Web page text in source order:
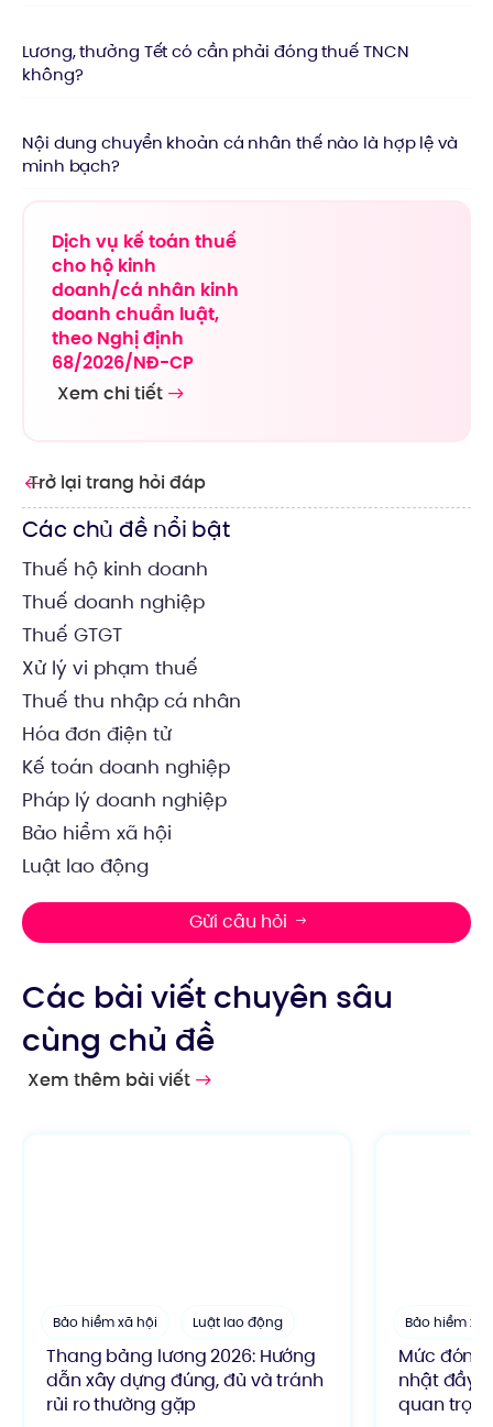
Trở lại trang hỏi đáp
Các chủ đề nổi bật
Thuế hộ kinh doanh
Thuế doanh nghiệp
Thuế GTGT
Xử lý vi phạm thuế
Thuế thu nhập cá nhân
Hóa đơn điện tử
Kế toán doanh nghiệp
Pháp lý doanh nghiệp
Bảo hiểm xã hội
Luật lao động
Gửi câu hỏi
Lương, thưởng Tết có cần phải đóng thuế TNCN
không?
Nội dung chuyển khoản cá nhân thế nào là hợp lệ và
minh bạch?
Dịch vụ kế toán thuế
cho hộ kinh
doanh/cá nhân kinh
doanh chuẩn luật,
theo Nghị định
68/2026/NĐ-CP
Xem chi tiết
Các bài viết chuyên sâu
cùng chủ đề
Xem thêm bài viết
Bảo hiểm xã hội Luật lao động
Thang bảng lương 2026: Hướng
dẫn xây dựng đúng, đủ và tránh
rủi ro thường gặp
Bảo hiểm xã
Mức đóng
nhật đầy
quan